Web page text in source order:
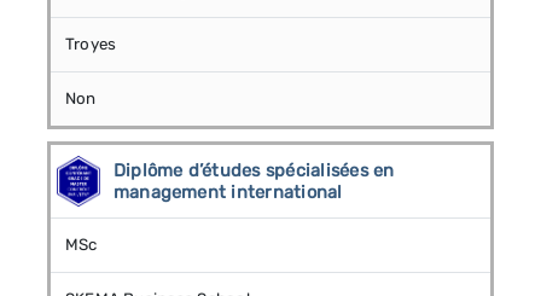
Troyes
Non
Diplôme d’études spécialisées en
management international
MSc